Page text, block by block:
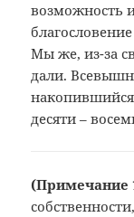
возможность
Мы же, из-за
дали.
десяти –
(Примечание